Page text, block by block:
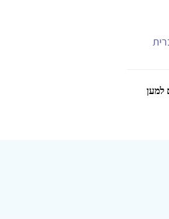
למען